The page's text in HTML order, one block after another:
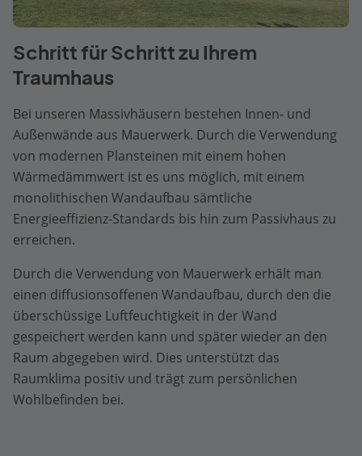
Schritt für Schritt zu Ihrem
Traumhaus
Bei unseren Massivhäusern bestehen Innen- und
Außenwände aus Mauerwerk. Durch die Verwendung
von modernen Plansteinen mit einem hohen
Wärmedämmwert ist es uns möglich, mit einem
monolithischen Wandaufbau sämtliche
Energieeffizienz-Standards bis hin zum Passivhaus zu
erreichen.
Durch die Verwendung von Mauerwerk erhält man
einen diffusionsoffenen Wandaufbau, durch den die
überschüssige Luftfeuchtigkeit in der Wand
gespeichert werden kann und später wieder an den
Raum abgegeben wird. Dies unterstützt das
Raumklima positiv und trägt zum persönlichen
Wohlbefinden bei.